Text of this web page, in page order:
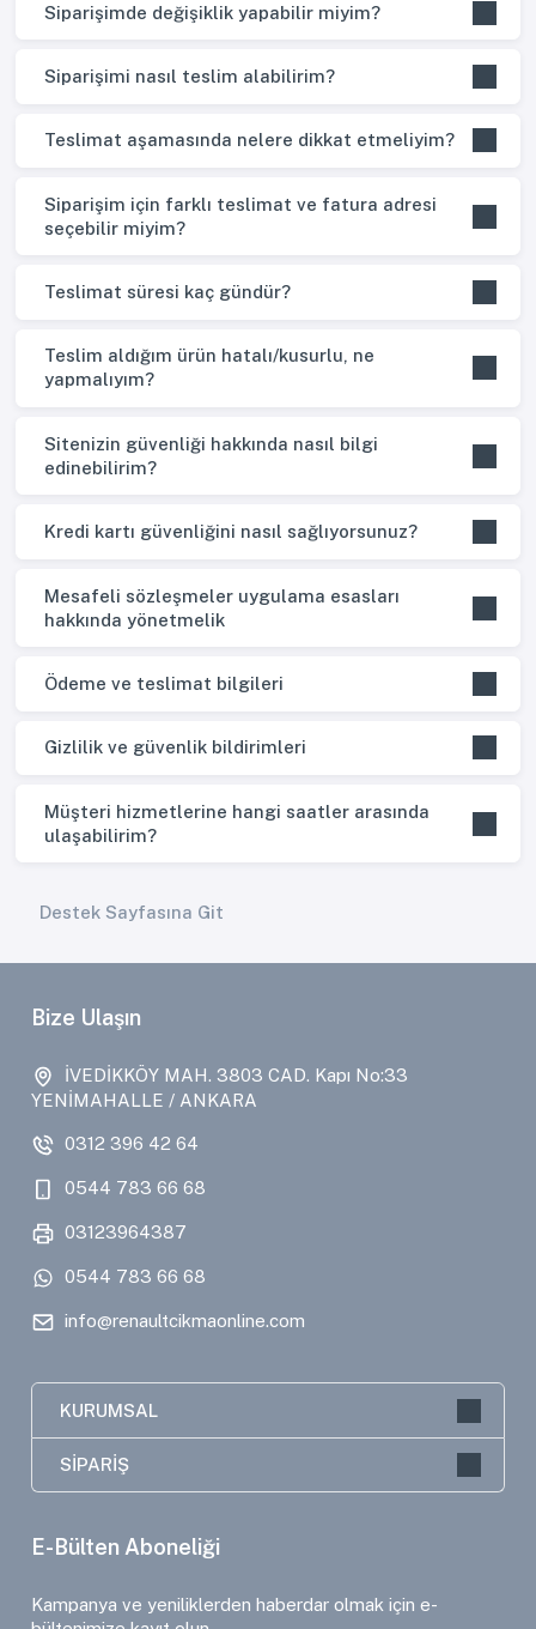
Siparişimde değişiklik yapabilir miyim?
Siparişimi nasıl teslim alabilirim?
Teslimat aşamasında nelere dikkat etmeliyim?
Siparişim için farklı teslimat ve fatura adresi
seçebilir miyim?
Teslimat süresi kaç gündür?
Teslim aldığım ürün hatalı/kusurlu, ne
yapmalıyım?
Sitenizin güvenliği hakkında nasıl bilgi
edinebilirim?
Kredi kartı güvenliğini nasıl sağlıyorsunuz?
Mesafeli sözleşmeler uygulama esasları
hakkında yönetmelik
Ödeme ve teslimat bilgileri
Gizlilik ve güvenlik bildirimleri
Müşteri hizmetlerine hangi saatler arasında
ulaşabilirim?
Destek Sayfasına Git
Bize Ulaşın
İVEDİKKÖY MAH. 3803 CAD. Kapı No:33
YENİMAHALLE / ANKARA
0312 396 42 64
0544 783 66 68
03123964387
0544 783 66 68
info@renaultcikmaonline.com
E-Bülten Aboneliği
Kampanya ve yeniliklerden haberdar olmak için e-
KURUMSAL
SİPARİŞ